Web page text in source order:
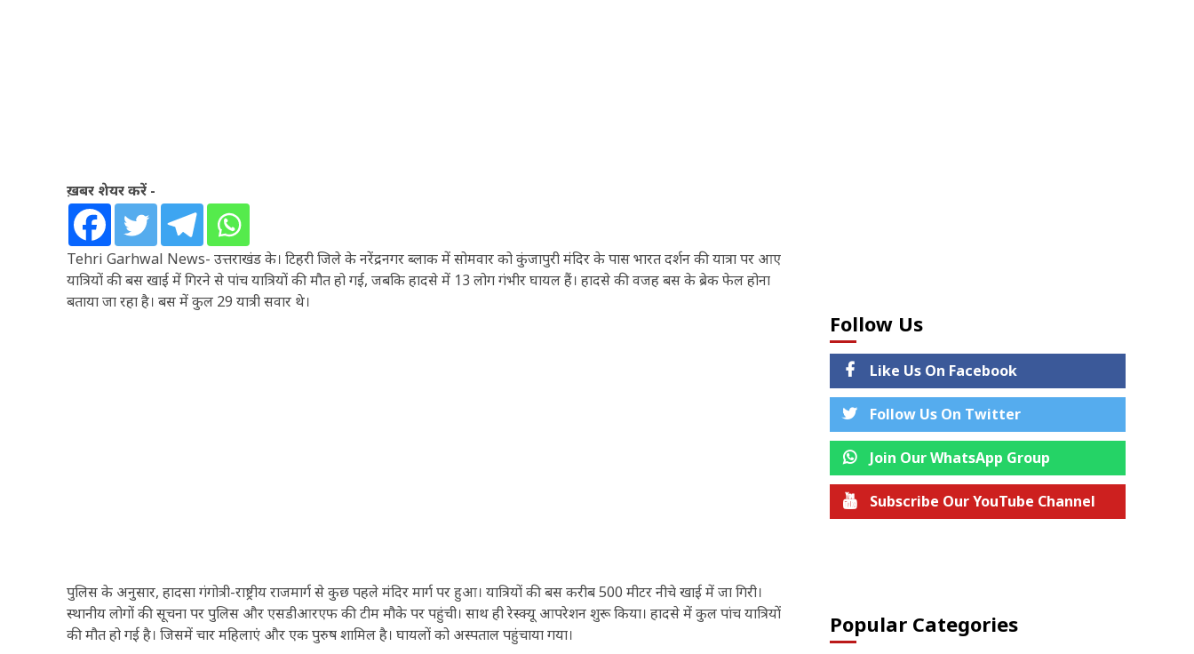
ख़बर शेयर करें -
Tehri Garhwal News- उत्तराखंड के। टिहरी जिले के नरेंद्रनगर ब्लाक में सोमवार को कुंजापुरी मंदिर के पास भारत दर्शन की यात्रा पर आए
यात्रियों की बस खाई में गिरने से पांच यात्रियों की मौत हो गई, जबकि हादसे में 13 लोग गंभीर घायल हैं। हादसे की वजह बस के ब्रेक फेल होना
बताया जा रहा है। बस में कुल 29 यात्री सवार थे।
पुलिस के अनुसार, हादसा गंगोत्री-राष्ट्रीय राजमार्ग से कुछ पहले मंदिर मार्ग पर हुआ। यात्रियों की बस करीब 500 मीटर नीचे खाई में जा गिरी।
स्थानीय लोगों की सूचना पर पुलिस और एसडीआरएफ की टीम मौके पर पहुंची। साथ ही रेस्क्यू आपरेशन शुरू किया। हादसे में कुल पांच यात्रियों
की मौत हो गई है। जिसमें चार महिलाएं और एक पुरुष शामिल है। घायलों को अस्पताल पहुंचाया गया।
Follow Us
Like Us On Facebook
Follow Us On Twitter
Join Our WhatsApp Group
Subscribe Our YouTube Channel
Popular Categories